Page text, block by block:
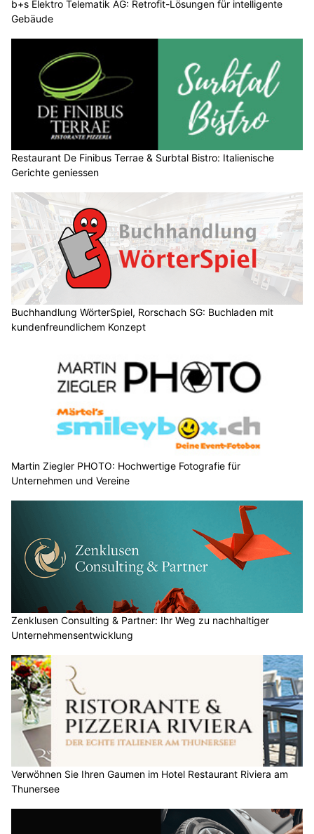
b+s Elektro Telematik AG: Retrofit-Lösungen für intelligente
Gebäude
Restaurant De Finibus Terrae & Surbtal Bistro: Italienische
Gerichte geniessen
Buchhandlung WörterSpiel, Rorschach SG: Buchladen mit
kundenfreundlichem Konzept
Martin Ziegler PHOTO: Hochwertige Fotografie für
Unternehmen und Vereine
Zenklusen Consulting & Partner: Ihr Weg zu nachhaltiger
Unternehmensentwicklung
Verwöhnen Sie Ihren Gaumen im Hotel Restaurant Riviera am
Thunersee